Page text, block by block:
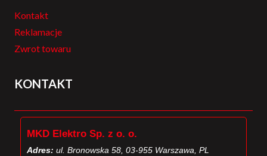
Kontakt
Reklamacje
Zwrot towaru
KONTAKT
MKD Elektro Sp. z o. o.
Adres: ul. Bronowska 58, 03-955 Warszawa, PL